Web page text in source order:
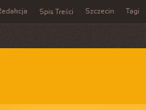
Spis Treści Szczecin Tagi